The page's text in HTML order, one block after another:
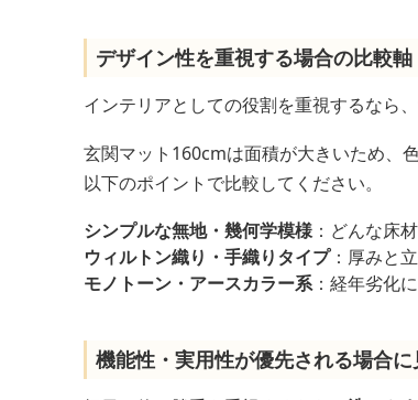
デザイン性を重視する場合の比較軸
インテリアとしての役割を重視するなら、
玄関マット160cmは面積が大きいため、
以下のポイントで比較してください。
シンプルな無地・幾何学模様：どんな床
ウィルトン織り・手織りタイプ：厚みと
モノトーン・アースカラー系：経年劣化
機能性・実用性が優先される場合